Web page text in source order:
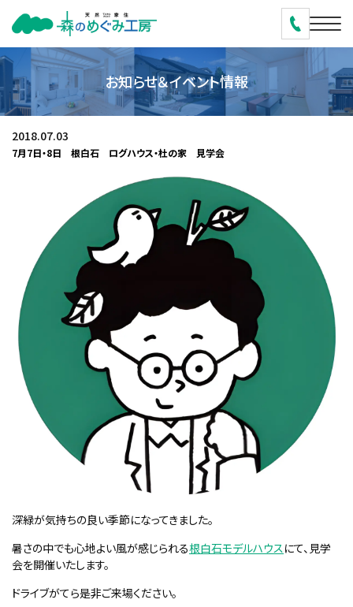
お知らせ＆イベント情報
2018.07.03
7月7日・8日 根白石 ログハウス・杜の家 見学会
深緑が気持ちの良い季節になってきました。
暑さの中でも心地よい風が感じられる根白石モデルハウスにて、見学
会を開催いたします。
ドライブがてら是非ご来場ください。